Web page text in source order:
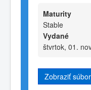
Maturity
Stable
Vydané
štvrtok, 01.
Zobraziť